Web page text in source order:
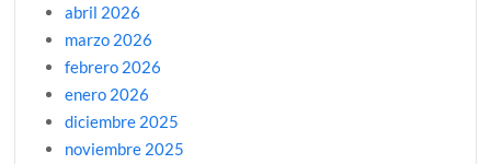
abril 2026
marzo 2026
febrero 2026
enero 2026
diciembre 2025
noviembre 2025